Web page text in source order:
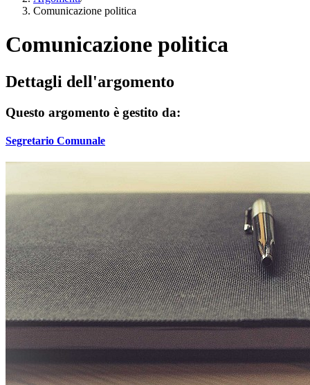
Comunicazione politica
Comunicazione politica
Dettagli dell'argomento
Questo argomento è gestito da:
Segretario Comunale